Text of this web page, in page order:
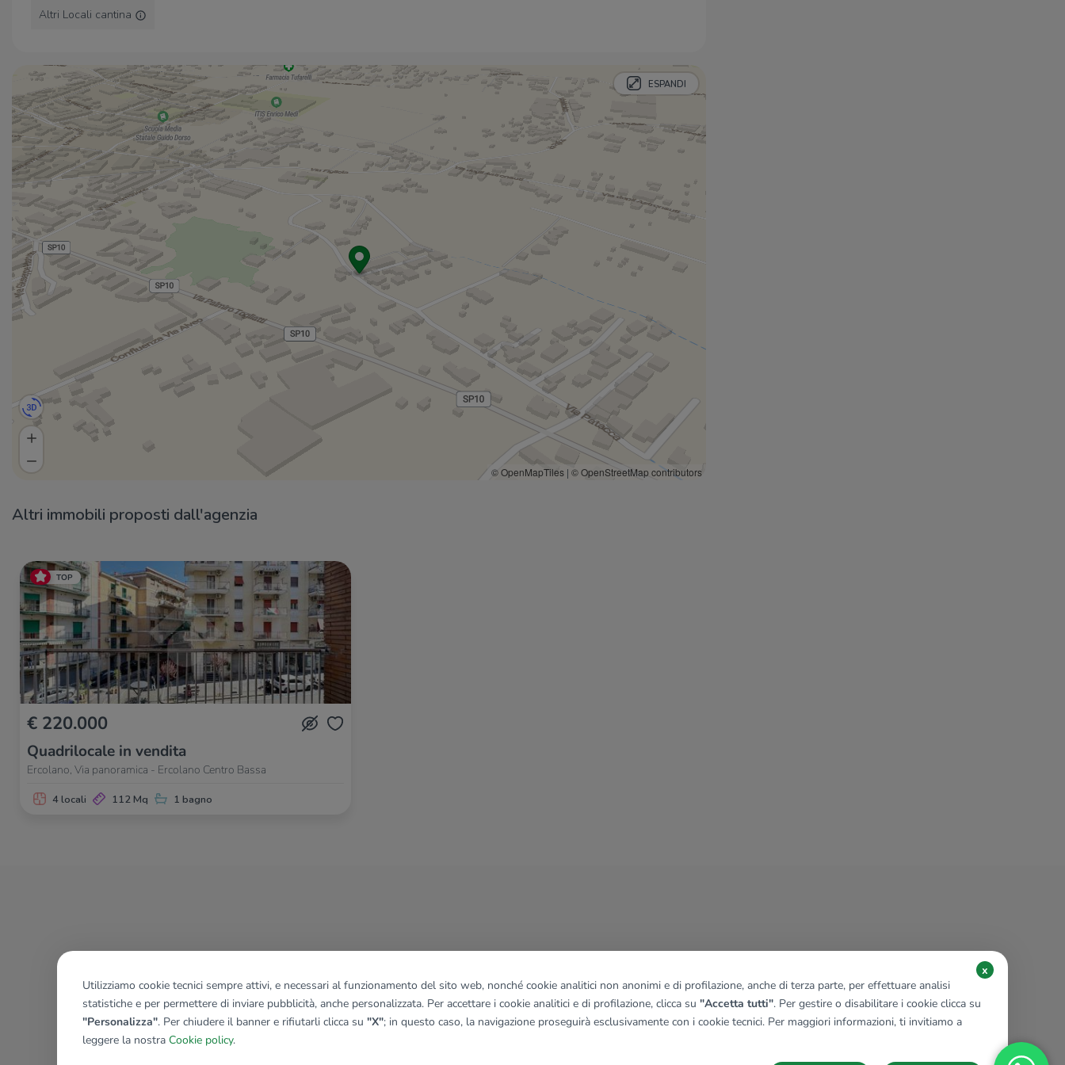
Negozi
OVS
1,3 Km
Caseificio Ambrosio
2,1 Km
Bar
Otto&Angel cafè 2,7 Km
Funzionino
Villa La Colombaia
La Tradizione
2,1 Km
Casa Marigliano
Altri Locali cantina
ESPANDI
© OpenMapTiles | © OpenStreetMap contributors
Altri immobili proposti dall'agenzia
TOP
€ 220.000
Quadrilocale in vendita
Ercolano, Via panoramica - Ercolano Centro Bassa
4 locali 112 Mq 1 bagno
Utilizziamo cookie tecnici sempre attivi, e necessari al funzionamento del sito web, nonché cookie analitici non anonimi e di profilazione, anche di terza parte, per effettuare analisi
statistiche e per permettere di inviare pubblicità, anche personalizzata. Per accettare i cookie analitici e di profilazione, clicca su "Accetta tutti". Per gestire o disabilitare i cookie clicca su
"Personalizza". Per chiudere il banner e rifiutarli clicca su "X"; in questo caso, la navigazione proseguirà esclusivamente con i cookie tecnici. Per maggiori informazioni, ti invitiamo a
leggere la nostra Cookie policy.
x